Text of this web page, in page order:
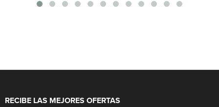
RECIBE LAS MEJORES OFERTAS